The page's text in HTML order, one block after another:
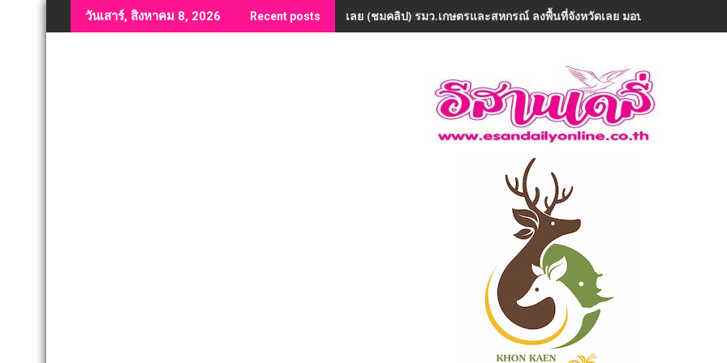
to
วันเสาร์, สิงหาคม 8, 2026 Recent posts เลย (ชมคลิป) รมว.เกษตรและสหกรณ์ ลงพื้นที่จังหวัดเลย มอบ 5 ข้อสั่งการ ยก